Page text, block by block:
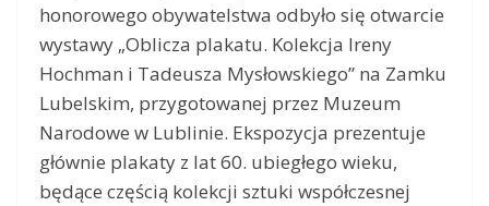
honorowego obywatelstwa odbyło się otwarcie
wystawy „Oblicza plakatu. Kolekcja Ireny
Hochman i Tadeusza Mysłowskiego” na Zamku
Lubelskim, przygotowanej przez Muzeum
Narodowe w Lublinie. Ekspozycja prezentuje
głównie plakaty z lat 60. ubiegłego wieku,
będące częścią kolekcji sztuki współczesnej